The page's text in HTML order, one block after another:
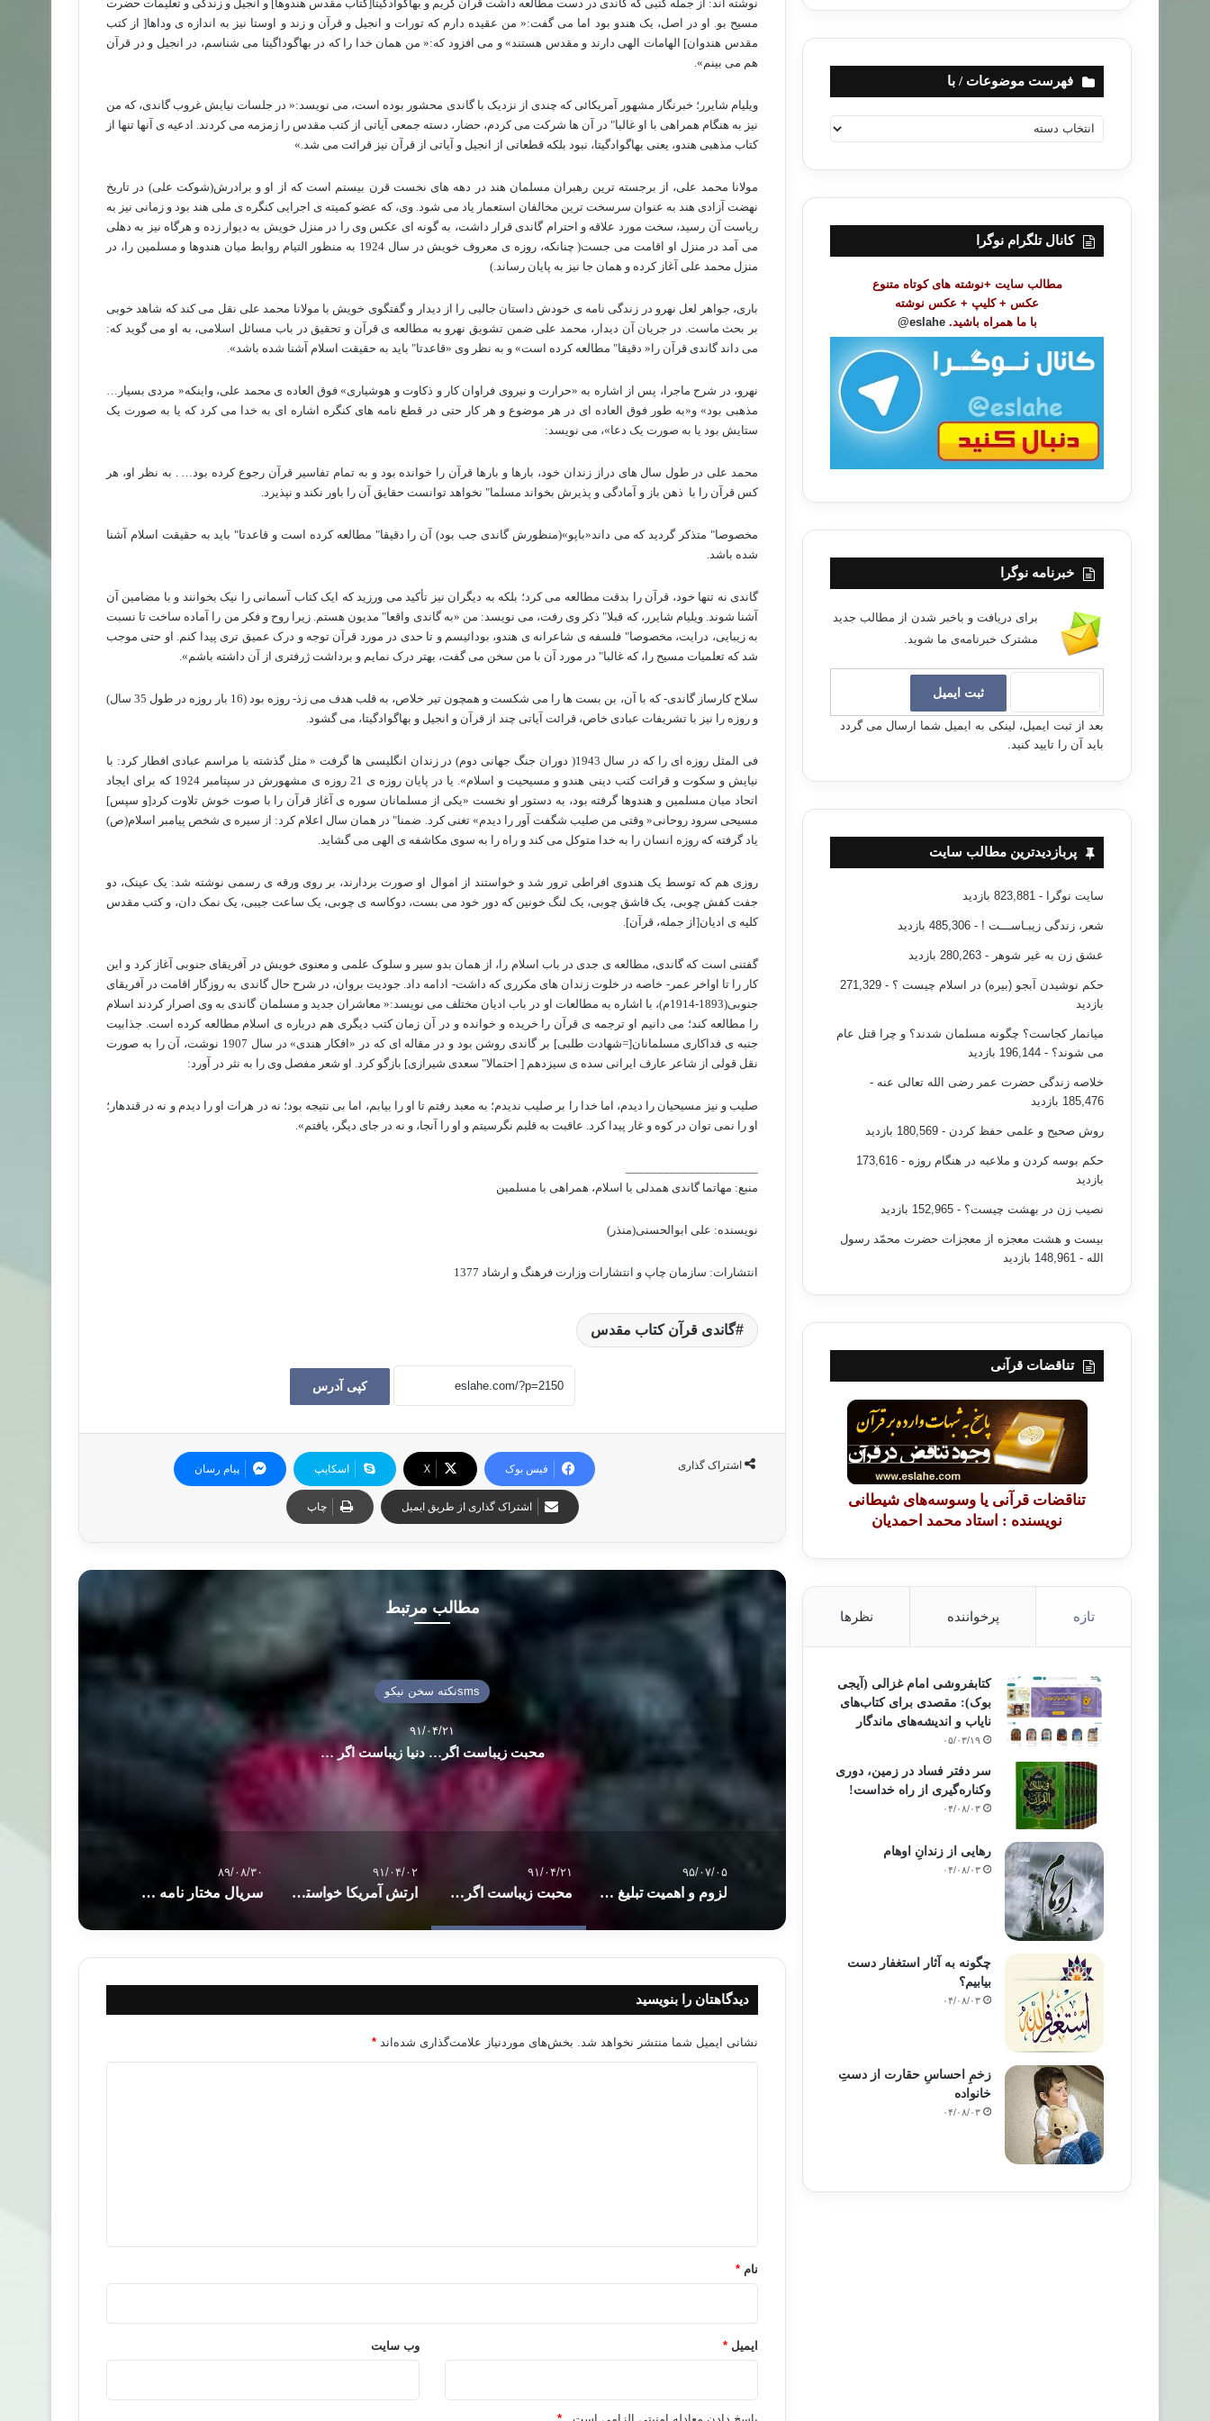
نوشته اند: از جمله کتبی که گاندی در دست مطالعه داشت قرآن کریم و بهاگوادگیتا[کتاب مقدس هندوها] و انجیل و زندگی و تعلیمات حضرت
مسیح بو. او در اصل، یک هندو بود اما می گفت:« من عقیده دارم که تورات و انجیل و قرآن و زند و اوستا نیز به اندازه ی وداها[ از کتب
مقدس هندوان] الهامات الهی دارند و مقدس هستند» و می افزود که:« من همان خدا را که در بهاگوداگیتا می شناسم، در انجیل و در قرآن
هم می بینم».
ویلیام شایرر؛ خبرنگار مشهور آمریکائی که چندی از نزدیک با گاندی محشور بوده است، می نویسد:« در جلسات نیایش غروب گاندی، که من
نیز به هنگام همراهی با او غالبا" در آن ها شرکت می کردم، حضار، دسته جمعی آیاتی از کتب مقدس را زمزمه می کردند. ادعیه ی آنها تنها از
کتاب مذهبی هندو، یعنی بهاگوادگیتا، نبود بلکه قطعاتی از انجیل و آیاتی از قرآن نیز قرائت می شد.»
مولانا محمد علی، از برجسته ترین رهبران مسلمان هند در دهه های نخست قرن بیستم است که از او و برادرش(شوکت علی) در تاریخ
نهضت آزادی هند به عنوان سرسخت ترین مخالفان استعمار یاد می شود. وی، که عضو کمیته ی اجرایی کنگره ی ملی هند بود و زمانی نیز به
ریاست آن رسید، سخت مورد علاقه و احترام گاندی قرار داشت، به گونه ای عکس وی را در منزل خویش به دیوار زده و هرگاه نیز به دهلی
می آمد در منزل او اقامت می جست( چنانکه، روزه ی معروف خویش در سال 1924 به منظور التیام روابط میان هندوها و مسلمین را، در
منزل محمد علی آغاز کرده و همان جا نیز به پایان رساند.)
باری، جواهر لعل نهرو در زندگی نامه ی خودش داستان جالبی را از دیدار و گفتگوی خویش با مولانا محمد علی نقل می کند که شاهد خوبی
بر بحث ماست. در جریان آن دیدار، محمد علی ضمن تشویق نهرو به مطالعه ی قرآن و تحقیق در باب مسائل اسلامی، به او می گوید که:
می داند گاندی قرآن را« دقیقا" مطالعه کرده است» و به نظر وی «قاعدتا" باید به حقیقت اسلام آشنا شده باشد».
نهرو، در شرح ماجرا، پس از اشاره به «حرارت و نیروی فراوان کار و ذکاوت و هوشیاری» فوق العاده ی محمد علی، واینکه« مردی بسیار…
مذهبی بود» و«به طور فوق العاده ای در هر موضوع و هر کار حتی در قطع نامه های کنگره اشاره ای به خدا می کرد که یا به صورت یک
ستایش بود یا به صورت یک دعا»، می نویسد:
محمد علی در طول سال های دراز زندان خود، بارها و بارها قرآن را خوانده بود و به تمام تفاسیر قرآن رجوع کرده بود… . به نظر او، هر
کس قرآن را با ذهن باز و آمادگی و پذیرش بخواند مسلما" نخواهد توانست حقایق آن را باور نکند و نپذیرد.
مخصوصا" متذکر گردید که می داند«باپو»(منظورش گاندی جب بود) آن را دقیقا" مطالعه کرده است و قاعدتا" باید به حقیقت اسلام آشنا
شده باشد.
گاندی نه تنها خود، قرآن را بدقت مطالعه می کرد؛ بلکه به دیگران نیز تأکید می ورزید که ایک کتاب آسمانی را نیک بخوانند و با مضامین آن
آشنا شوند. ویلیام شایرر، که قبلا" ذکر وی رفت، می نویسد: من «به گاندی واقعا" مدیون هستم. زیرا روح و فکر من را آماده ساخت تا نسبت
به زیبایی، درایت، مخصوصا" فلسفه ی شاعرانه ی هندو، بودائیسم و تا حدی در مورد قرآن توجه و درک عمیق تری پیدا کنم. او حتی موجب
شد که تعلمیات مسیح را، که غالبا" در مورد آن با من سخن می گفت، بهتر درک نمایم و برداشت ژرفتری از آن داشته باشم».
سلاح کارساز گاندی- که با آن، بن بست ها را می شکست و همچون تیر خلاص، به قلب هدف می زذ- روزه بود (16 بار روزه در طول 35 سال)
و روزه را نیز با تشریفات عبادی خاص، قرائت آیاتی چند از قرآن و انجیل و بهاگوادگیتا، می گشود.
فی المثل روزه ای را که در سال 1943( دوران جنگ جهانی دوم) در زندان انگلیسی ها گرفت « مثل گذشته با مراسم عبادی افطار کرد: با
نیایش و سکوت و قرائت کتب دینی هندو و مسیحیت و اسلام». یا در پایان روزه ی 21 روزه ی مشهورش در سپتامبر 1924 که برای ایجاد
اتحاد میان مسلمین و هندوها گرفته بود، به دستور او نخست «یکی از مسلمانان سوره ی آغاز قرآن را با صوت خوش تلاوت کرد[و سپس]
مسیحی سرود روحانی« وقتی من صلیب شگفت آور را دیدم» تغنی کرد. ضمنا" در همان سال اعلام کرد: از سیره ی شخص پیامبر اسلام(ص)
یاد گرفته که روزه انسان را به خدا متوکل می کند و راه را به سوی مکاشفه ی الهی می گشاید.
روزی هم که توسط یک هندوی افراطی ترور شد و خواستند از اموال او صورت بردارند، بر روی ورقه ی رسمی نوشته شد: یک عینک، دو
جفت کفش چوبی، یک قاشق چوبی، یک لنگ خونین که دور خود می بست، دوکاسه ی چوبی، یک ساعت جیبی، یک نمک دان، و کتب مقدس
کلیه ی ادیان[از جمله، قرآن].
گفتنی است که گاندی، مطالعه ی جدی در باب اسلام را، از همان بدو سیر و سلوک علمی و معنوی خویش در آفریقای جنوبی آغاز کرد و این
کار را تا اواخر عمر- خاصه در خلوت زندان های مکرری که داشت- ادامه داد. جودیت بروان، در شرح حال گاندی به روزگار اقامت در آفریقای
جنوبی(1893-1914م)، با اشاره به مطالعات او در باب ادیان مختلف می نویسد:« معاشران جدید و مسلمان گاندی به وی اصرار کردند اسلام
را مطالعه کند؛ می دانیم او ترجمه ی قرآن را خریده و خوانده و در آن زمان کتب دیگری هم درباره ی اسلام مطالعه کرده است. جذابیت
جنبه ی فداکاری مسلمانان[=شهادت طلبی] بر گاندی روشن بود و در مقاله ای که در «افکار هندی» در سال 1907 نوشت، آن را به صورت
نقل قولی از شاعر عارف ایرانی سده ی سیزدهم [ احتمالا" سعدی شیرازی] بازگو کرد. او شعر مفصل وی را به نثر در آورد:
صلیب و نیز مسیحیان را دیدم، اما خدا را بر صلیب ندیدم؛ به معبد رفتم تا او را بیابم، اما بی نتیجه بود؛ نه در هرات او را دیدم و نه در قندهار؛
او را نمی توان در کوه و غار پیدا کرد. عاقبت به قلبم نگرسیتم و او را آنجا، و نه در جای دیگر، یافتم».
منبع: مهاتما گاندی همدلی با اسلام، همراهی با مسلمین
نویسنده: علی ابوالحسنی(منذر)
انتشارات: سازمان چاپ و انتشارات وزارت فرهنگ و ارشاد 1377
گاندی قرآن کتاب مقدس
کپی آدرس
اشتراک گذاری فیس بوک X اسکایپ پیام رسان
اشتراک گذاری از طریق ایمیل چاپ
مطالب مرتبط
smsنكته سخن نيكو
۹۱/۰۴/۲۱
محبت زیباست اگر… دنیا زیباست اگر …
۹۵/۰۷/۰۵
لزوم و اهمیت تبلیغ دین و نشر علوم اسلامی و شرایط و صفات مبلّغ دینی در عصر حاضر
۹۱/۰۴/۲۱
محبت زیباست اگر… دنیا زیباست اگر …
۹۱/۰۴/۰۲
ارتش آمریكا خواستار مجازات سربازان موهن به قرآن شد
۸۹/۰۸/۳۰
سريال مختار نامه و تحريف تاریخ
دیدگاهتان را بنویسید
نشانی ایمیل شما منتشر نخواهد شد. بخش‌های موردنیاز علامت‌گذاری شده‌اند *
نام *
ایمیل * وب‌ سایت
فهرست موضوعات / با
ه
ت
ض
کانال تلگرام نوگرا
مطالب سایت +نوشته های کوتاه متنوع
عکس + کلیپ + عکس نوشته
با ما همراه باشید. eslahe@
خبرنامه نوگرا
برای دریافت و باخبر شدن از مطالب جدید
مشترک خبرنامه‌ی ما شوید.
بعد از ثبت ایمیل، لینکی به ایمیل شما ارسال می گردد
باید آن را تایید کنید.
پربازدیدترین مطالب سایت
سایت نوگرا - 823,881 بازدید
شعر، زندگی زیبـاســـت ! - 485,306 بازدید
عشق زن به غیر شوهر - 280,263 بازدید
حکم نوشیدن آبجو (بیره) در اسلام چیست ؟
- 271,329
بازدید
میانمار کجاست؟ چگونه مسلمان شدند؟ و چرا قتل عام
می شوند؟ - 196,144 بازدید
خلاصه زندگی حضرت عمر رضی الله تعالی عنه -
185,476 بازدید
روش صحیح و علمی حفظ کردن - 180,569 بازدید
حکم بوسه کردن و ملاعبه در هنگام روزه
- 173,616
بازدید
نصیب زن در بهشت چیست؟ - 152,965 بازدید
بیست و هشت معجزه از معجزات حضرت محمّد رسول
الله - 148,961 بازدید
تناقضات قرآنی
تناقضات قرآنی یا وسوسه‌های شیطانی
نویسنده : استاد محمد احمدیان
تازه پرخواننده نظرها
کتابفروشی امام غزالی (آیجی
بوک): مقصدی برای کتاب‌های
نایاب و اندیشه‌های ماندگار
۰۵/۰۳/۱۹
سر دفتر فساد در زمین‌، دوری
وکناره‌گیری از راه خداست‌!
۰۴/۰۸/۰۳
رهایی از زندانِ اوهام
۰۴/۰۸/۰۳
چگونه به آثار استغفار دست
بیابیم؟
۰۴/۰۸/۰۳
زخمِ احساسِ حقارت از دستِ
خانواده
۰۴/۰۸/۰۳